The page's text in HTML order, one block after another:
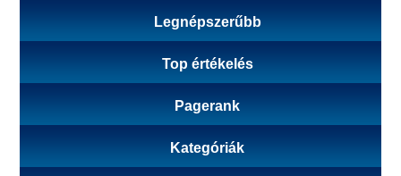
Legnépszerűbb
Top értékelés
Pagerank
Kategóriák